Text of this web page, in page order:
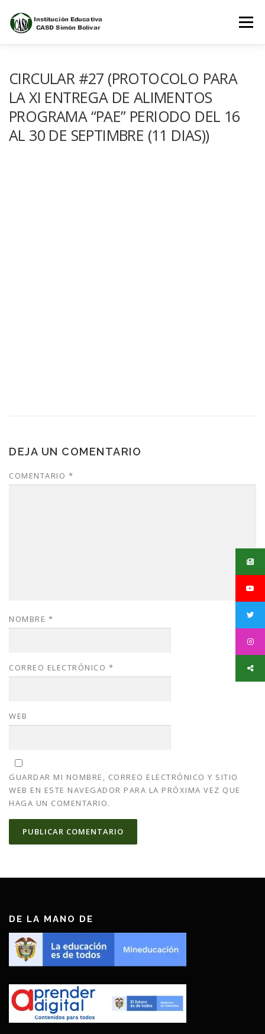
contenido
Menú
PADRES DE FAMILIA
CIRCULAR #27 (PROTOCOLO PARA
LA XI ENTREGA DE ALIMENTOS
PROGRAMA “PAE” PERIODO DEL 16
AL 30 DE SEPTIMBRE (11 DIAS))
DEJA UN COMENTARIO
COMENTARIO *
NOMBRE *
CORREO ELECTRÓNICO *
WEB
GUARDAR MI NOMBRE, CORREO ELECTRÓNICO Y SITIO
WEB EN ESTE NAVEGADOR PARA LA PRÓXIMA VEZ QUE
HAGA UN COMENTARIO.
DE LA MANO DE